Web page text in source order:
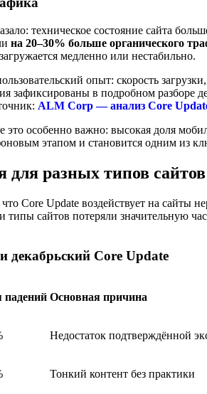
техническое состояние сайта
на 20–30% больше органического
медленно или нестабильно.
опыт: скорость
зафиксированы в подробном разборе
ALM Corp — анализ Core
особенно важно: высокая доля
этапом и становится одним из
для разных типов сайтов
Core Update воздействует на сайты
типы сайтов потеряли значительную
декабрьский Core Update
падений Основная причина
Недостаток подтверждённой
Тонкий контент без практики